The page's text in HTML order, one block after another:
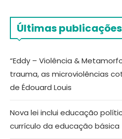
Últimas publicações
“Eddy – Violência &
trauma, as microviolências
de Édouard Louis
Nova lei inclui educação
currículo da educação básica